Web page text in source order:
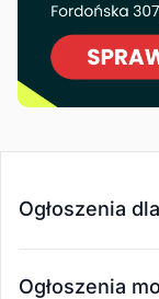
Ogłoszenia
Ogłoszenia